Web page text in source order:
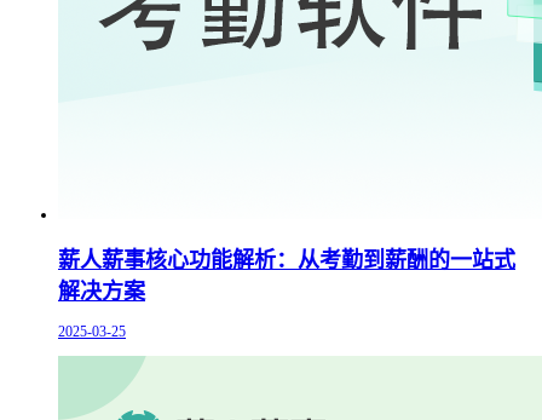
薪人薪事核心功能解析：从考勤到薪酬的一站式
解决方案
2025-03-25